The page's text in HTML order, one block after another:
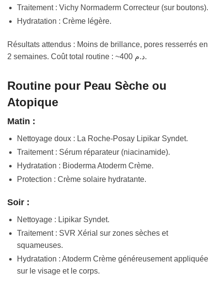
Traitement : Vichy Normaderm Correcteur (sur boutons).
Hydratation : Crème légère.
Résultats attendus : Moins de brillance, pores resserrés en
2 semaines. Coût total routine : ~400 د.م.
Routine pour Peau Sèche ou
Atopique
Matin :
Nettoyage doux : La Roche-Posay Lipikar Syndet.
Traitement : Sérum réparateur (niacinamide).
Hydratation : Bioderma Atoderm Crème.
Protection : Crème solaire hydratante.
Soir :
Nettoyage : Lipikar Syndet.
Traitement : SVR Xérial sur zones sèches et
squameuses.
Hydratation : Atoderm Crème généreusement appliquée
sur le visage et le corps.